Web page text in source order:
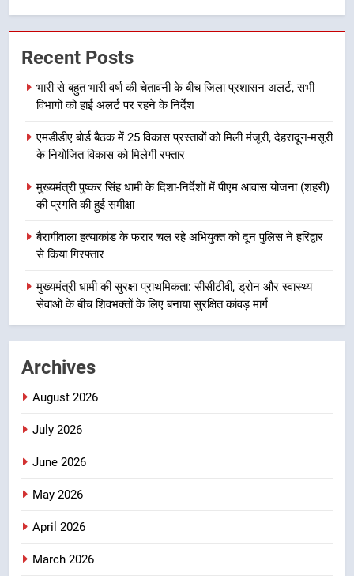
शिष्टाचार भेंट पर्यटन और सांस्कृतिक
गतिविधियों के विस्तार पर हुई चर्चा
उत्तराखण्ड
1
जिला प्रशासन अलर्ट, सभी विभागों को हाई
2
को मिली मंजूरी, देहरादून-मसूरी के
नियोजित विकास को मिलेगी रफ्तार
उत्तराखण्ड
4
5
Recent Posts
भारी से बहुत भारी वर्षा की चेतावनी के बीच जिला प्रशासन अलर्ट, सभी
विभागों को हाई अलर्ट पर रहने के निर्देश
एमडीडीए बोर्ड बैठक में 25 विकास प्रस्तावों को मिली मंजूरी, देहरादून-मसूरी
के नियोजित विकास को मिलेगी रफ्तार
मुख्यमंत्री पुष्कर सिंह धामी के दिशा-निर्देशों में पीएम आवास योजना (शहरी)
की प्रगति की हुई समीक्षा
बैरागीवाला हत्याकांड के फरार चल रहे अभियुक्त को दून पुलिस ने हरिद्वार
से किया गिरफ्तार
मुख्यमंत्री धामी की सुरक्षा प्राथमिकता: सीसीटीवी, ड्रोन और स्वास्थ्य
सेवाओं के बीच शिवभक्तों के लिए बनाया सुरक्षित कांवड़ मार्ग
Archives
August 2026
July 2026
June 2026
May 2026
April 2026
March 2026